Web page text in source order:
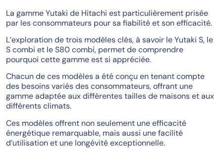
La gamme Yutaki de Hitachi est particulièrement prisée
par les consommateurs pour sa fiabilité et son efficacité.
L’exploration de trois modèles clés, à savoir le Yutaki S, le
S combi et le S80 combi, permet de comprendre
pourquoi cette gamme est si appréciée.
Chacun de ces modèles a été conçu en tenant compte
des besoins variés des consommateurs, offrant une
gamme adaptée aux différentes tailles de maisons et aux
différents climats.
Ces modèles offrent non seulement une efficacité
énergétique remarquable, mais aussi une facilité
d’utilisation et une longévité exceptionnelle.